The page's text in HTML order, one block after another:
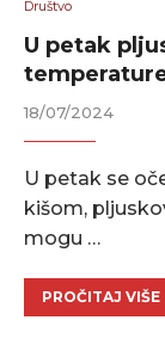
Društvo
U petak
18/07/2024
U petak se
kišom,
mogu …
PROČITAJ VIŠE